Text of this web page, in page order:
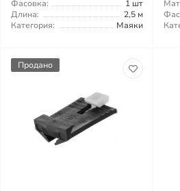
Фасовка:
1 шт
Длина:
2,5 м
Категория:
Маяки
Продано